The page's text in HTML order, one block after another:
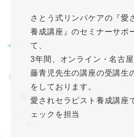
さとう式リンパケアの『愛
養成講座』のセミナーサポ
て、
3年間、オンライン・名古
藤青児先生の講座の受講生
をしております。
愛されセラピスト養成講座
ェックを担当